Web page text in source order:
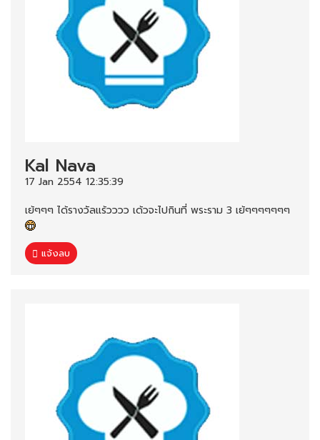
Kal Nava
17 Jan 2554 12:35:39
เย้ๆๆๆ ได้รางวัลแร้วววว เด้วจะไปกินที่ พระราม 3 เย้ๆๆๆๆๆๆๆ
แจ้งลบ